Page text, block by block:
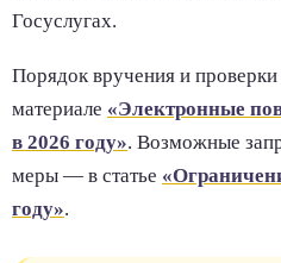
Госуслугах.
Порядок вручения и
материале «Электронные
в 2026 году». Возможные
меры — в статье
году».